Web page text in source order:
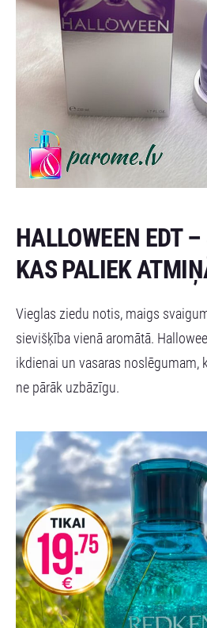
HALLOWEEN EDT
KAS PALIEK
Vieglas ziedu notis, maigs
sievišķība vienā aromātā.
ikdienai un vasaras noslēgumam,
ne pārāk uzbāzīgu.